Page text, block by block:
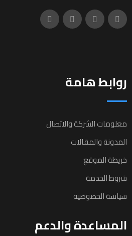
روابط هامة
معلومات الشركة والاتصال
المدونة والمقالات
خريطة الموقع
شروط الخدمة
سياسة الخصوصية
المساعدة والدعم